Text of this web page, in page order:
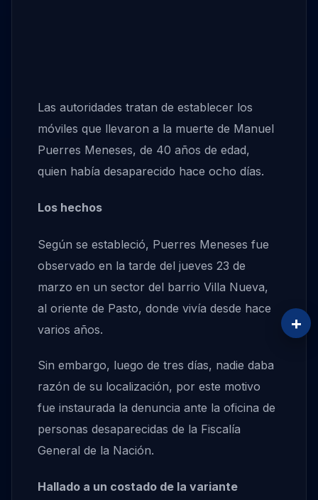
Las autoridades tratan de establecer los
móviles que llevaron a la muerte de Manuel
Puerres Meneses, de 40 años de edad,
quien había desaparecido hace ocho días.
Los hechos
Según se estableció, Puerres Meneses fue
observado en la tarde del jueves 23 de
marzo en un sector del barrio Villa Nueva,
al oriente de Pasto, donde vivía desde hace
varios años.
Sin embargo, luego de tres días, nadie daba
razón de su localización, por este motivo
fue instaurada la denuncia ante la oficina de
personas desaparecidas de la Fiscalía
General de la Nación.
Hallado a un costado de la variante
+